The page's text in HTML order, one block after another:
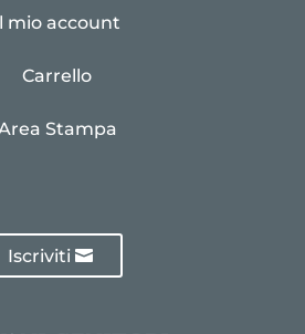
mio account
Carrello
Stampa
Iscriviti